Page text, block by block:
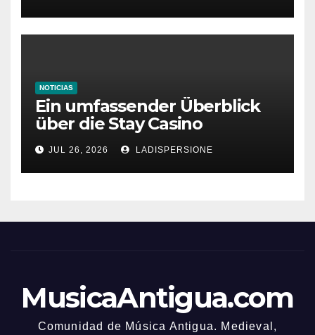
NOTICIAS
Ein umfassender Überblick
über die Stay Casino
Bonusbedingungen
JUL 26, 2026 LADISPERSIONE
MusicaAntigua.com
Comunidad de Música Antigua. Medieval,